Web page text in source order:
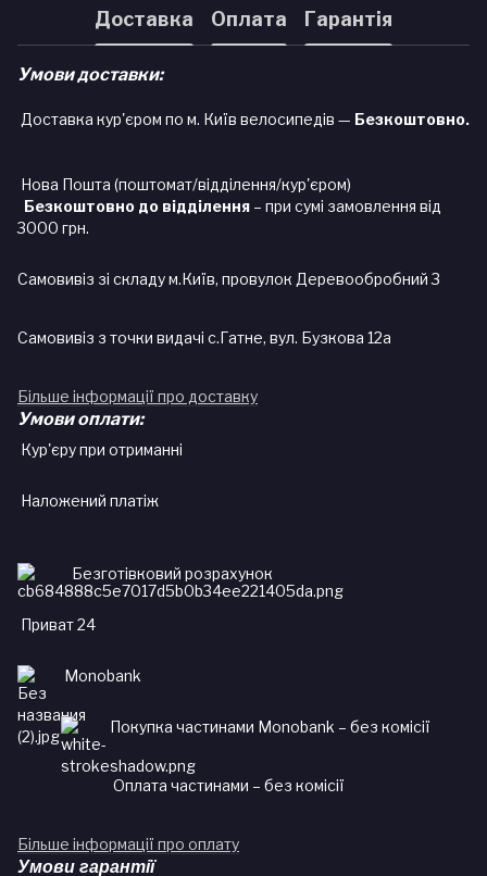
Доставка Оплата Гарантія
Умови доставки:
Доставка кур'єром по м. Київ велосипедів — Безкоштовно.
Нова Пошта (поштомат/відділення/кур'єром)
Безкоштовно до відділення – при сумі замовлення від
3000 грн.
Самовивіз зі складу м.Київ, провулок Деревообробний 3
Самовивіз з точки видачі с.Гатне, вул. Бузкова 12а
Більше інформації про доставку
Умови оплати:
Кур'єру при отриманні
Наложений платіж
Безготівковий розрахунок
Приват 24
Monobank
Покупка частинами Monobank – без комісії
Оплата частинами – без комісії
Більше інформації про оплату
Умови гарантії